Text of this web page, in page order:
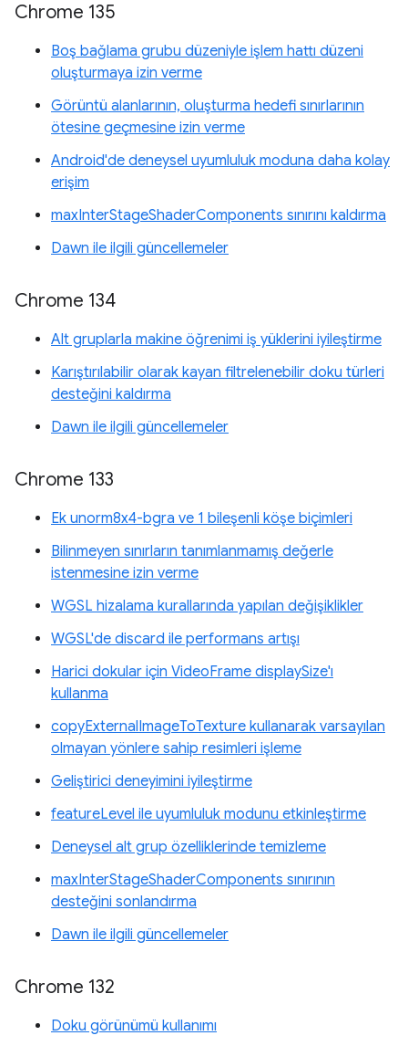
Chrome 135
Boş bağlama grubu düzeniyle işlem hattı düzeni
oluşturmaya izin verme
Görüntü alanlarının, oluşturma hedefi sınırlarının
ötesine geçmesine izin verme
Android'de deneysel uyumluluk moduna daha kolay
erişim
maxInterStageShaderComponents sınırını kaldırma
Dawn ile ilgili güncellemeler
Chrome 134
Alt gruplarla makine öğrenimi iş yüklerini iyileştirme
Karıştırılabilir olarak kayan filtrelenebilir doku türleri
desteğini kaldırma
Dawn ile ilgili güncellemeler
Chrome 133
Ek unorm8x4-bgra ve 1 bileşenli köşe biçimleri
Bilinmeyen sınırların tanımlanmamış değerle
istenmesine izin verme
WGSL hizalama kurallarında yapılan değişiklikler
WGSL'de discard ile performans artışı
Harici dokular için VideoFrame displaySize'ı
kullanma
copyExternalImageToTexture kullanarak varsayılan
olmayan yönlere sahip resimleri işleme
Geliştirici deneyimini iyileştirme
featureLevel ile uyumluluk modunu etkinleştirme
Deneysel alt grup özelliklerinde temizleme
maxInterStageShaderComponents sınırının
desteğini sonlandırma
Dawn ile ilgili güncellemeler
Chrome 132
Doku görünümü kullanımı